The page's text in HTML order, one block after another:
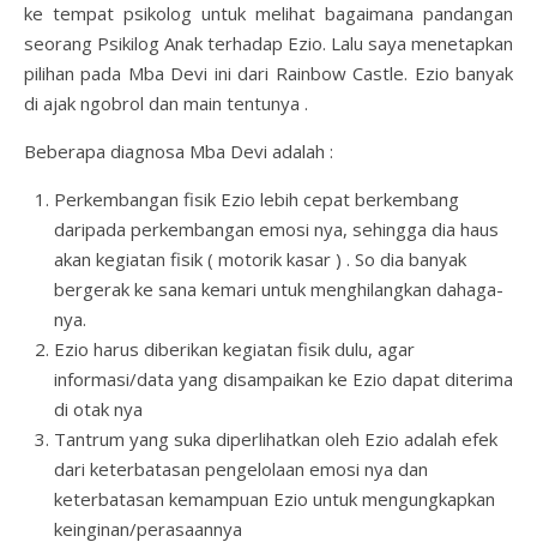
ke tempat psikolog untuk melihat bagaimana pandangan
seorang Psikilog Anak terhadap Ezio. Lalu saya menetapkan
pilihan pada Mba Devi ini dari Rainbow Castle. Ezio banyak
di ajak ngobrol dan main tentunya .
Beberapa diagnosa Mba Devi adalah :
Perkembangan fisik Ezio lebih cepat berkembang
daripada perkembangan emosi nya, sehingga dia haus
akan kegiatan fisik ( motorik kasar ) . So dia banyak
bergerak ke sana kemari untuk menghilangkan dahaga-
nya.
Ezio harus diberikan kegiatan fisik dulu, agar
informasi/data yang disampaikan ke Ezio dapat diterima
di otak nya
Tantrum yang suka diperlihatkan oleh Ezio adalah efek
dari keterbatasan pengelolaan emosi nya dan
keterbatasan kemampuan Ezio untuk mengungkapkan
keinginan/perasaannya